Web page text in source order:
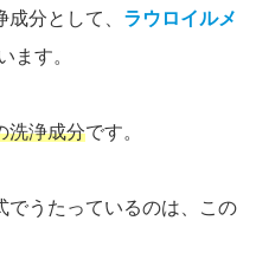
分として、 ラウロイルメ
ます。
洗浄成分です。
でうたっているのは、この